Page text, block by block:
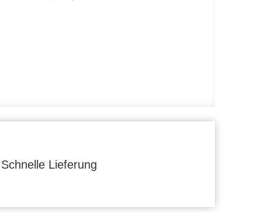
Schnelle Lieferung